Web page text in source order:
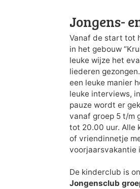
Jongens-
Vanaf de start tot
in het gebouw
leuke wijze het
liederen
een leuke manier
leuke interviews,
pauze wordt er
vanaf groep 5 t/m
tot 20.00 uur. Alle
of vriendinnetje
voorjaarsvakantie
De kinderclub is
Jongensclub